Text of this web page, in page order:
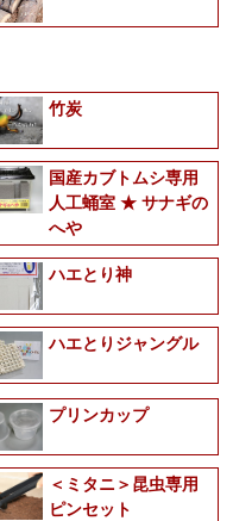
竹炭
国産カブトムシ専用
人工蛹室 ★ サナギの
へや
ハエとり神
ハエとりジャングル
プリンカップ
＜ミタニ＞昆虫専用
ピンセット